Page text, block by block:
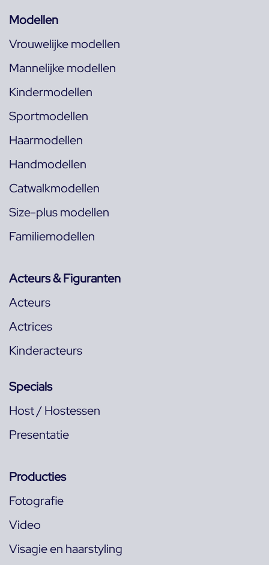
Modellen
Vrouwelijke modellen
Mannelijke modellen
Kindermodellen
Sportmodellen
Haarmodellen
Handmodellen
Catwalkmodellen
Size-plus modellen
Familiemodellen
Acteurs & Figuranten
Acteurs
Actrices
Kinderacteurs
Specials
Host / Hostessen
Presentatie
Producties
Fotografie
Video
Visagie en haarstyling